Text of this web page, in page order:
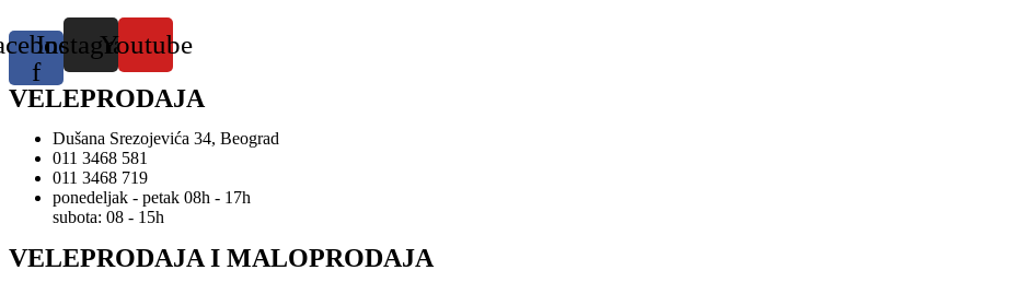
f
InstagramYoutube
VELEPRODAJA
Dušana Srezojevića 34, Beograd
011 3468 581
011 3468 719
ponedeljak - petak 08h - 17h
subota: 08 - 15h
VELEPRODAJA I MALOPRODAJA